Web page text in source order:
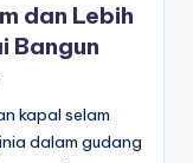
dan Lebih
Bangun
kapal selam
dalam gudang